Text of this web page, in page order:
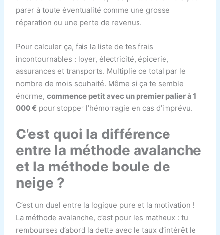
parer à toute éventualité comme une grosse
réparation ou une perte de revenus.
Pour calculer ça, fais la liste de tes frais
incontournables : loyer, électricité, épicerie,
assurances et transports. Multiplie ce total par le
nombre de mois souhaité. Même si ça te semble
énorme,commence petit avec un premier palier à 1
000 € pour stopper l’hémorragie en cas d’imprévu.
C’est quoi la différence
entre la méthode avalanche
et la méthode boule de
neige ?
C’est un duel entre la logique pure et la motivation !
La méthode avalanche, c’est pour les matheux : tu
rembourses d’abord la dette avec le taux d’intérêt le